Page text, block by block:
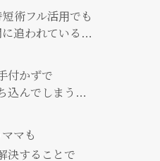
術フル活用でも
に追われている…
付かずで
込んでしまう…
マも
決することで